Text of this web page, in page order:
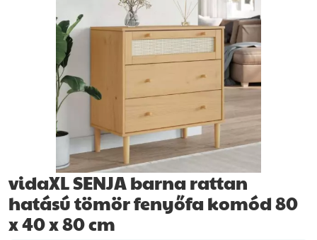
vidaXL SENJA barna rattan
hatású tömör fenyőfa komód 80
x 40 x 80 cm